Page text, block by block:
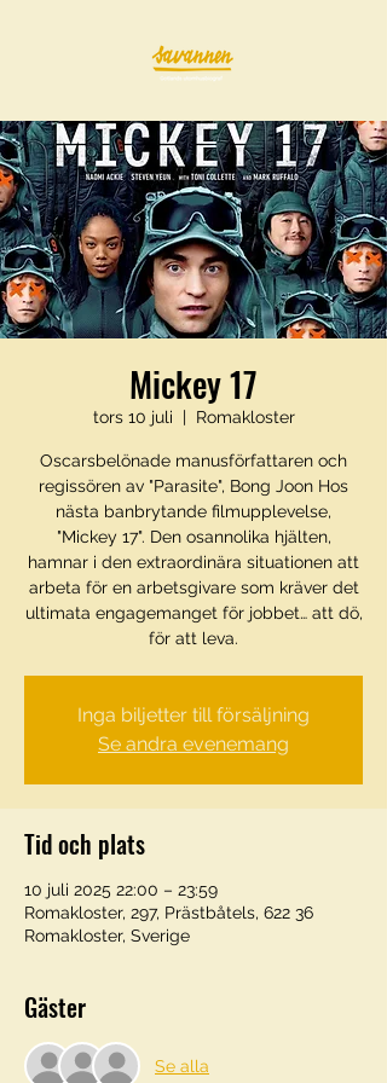
Mickey 17
tors 10 juli
  |
Romakloster
Oscarsbelönade manusförfattaren och
regissören av "Parasite", Bong Joon Hos
nästa banbrytande filmupplevelse,
"Mickey 17". Den osannolika hjälten,
hamnar i den extraordinära situationen att
arbeta för en arbetsgivare som kräver det
ultimata engagemanget för jobbet… att dö,
för att leva.
Inga biljetter till försäljning
Se andra evenemang
Tid och plats
10 juli 2025 22:00 – 23:59
Romakloster, 297, Prästbåtels, 622 36
Romakloster, Sverige
Gäster
Se alla